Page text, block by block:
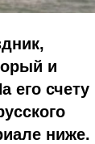
и
его счету
ниже.